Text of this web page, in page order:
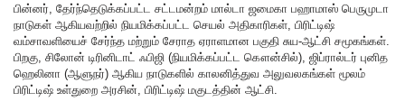
பின்னர், தேர்ந்தெடுக்கப்பட்ட சட்டமன்றம் மால்டா ஜமைகா பஹாமாஸ் பெருமுடா
நாடுகள் ஆகியவற்றில் நியமிக்கப்பட்ட செயல் அதிகாரிகள், பிரிட்டிஷ்
வம்சாவளியைச் சேர்ந்த மற்றும் சேராத ஏராளமான பகுதி சுய-ஆட்சி சமூகங்கள்.
பிறகு, சிலோன் டிரினிடாட் ஃபிஜி (நியமிக்கப்பட்ட கௌன்சில்), ஜிப்ரால்டர் புனித
ஹெலினா (ஆளுநர்) ஆகிய நாடுகளில் காலனித்துவ அலுவலகங்கள் மூலம்
பிரிட்டிஷ் உள்துறை அரசின், பிரிட்டிஷ் மகுடத்தின் ஆட்சி.